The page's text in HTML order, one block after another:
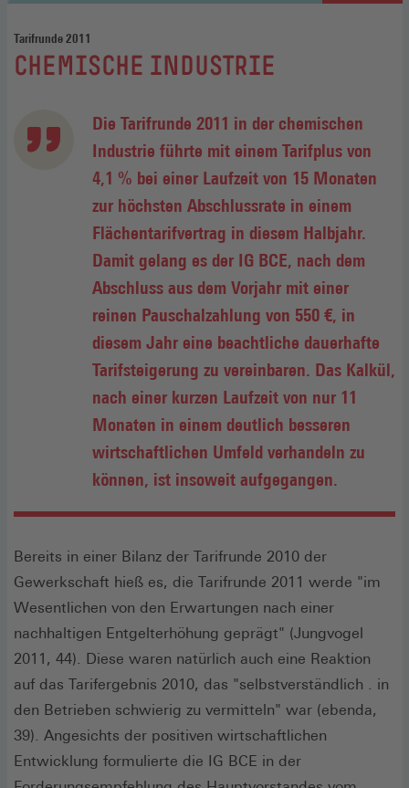
Tarifrunde 2011
:
CHEMISCHE INDUSTRIE
Die Tarifrunde 2011 in der chemischen
Industrie führte mit einem Tarifplus von
4,1 % bei einer Laufzeit von 15 Monaten
zur höchsten Abschlussrate in einem
Flächentarifvertrag in diesem Halbjahr.
Damit gelang es der IG BCE, nach dem
Abschluss aus dem Vorjahr mit einer
reinen Pauschalzahlung von 550 €, in
diesem Jahr eine beachtliche dauerhafte
Tarifsteigerung zu vereinbaren. Das Kalkül,
nach einer kurzen Laufzeit von nur 11
Monaten in einem deutlich besseren
wirtschaftlichen Umfeld verhandeln zu
können, ist insoweit aufgegangen.
Bereits in einer Bilanz der Tarifrunde 2010 der
Gewerkschaft hieß es, die Tarifrunde 2011 werde "im
Wesentlichen von den Erwartungen nach einer
nachhaltigen Entgelterhöhung geprägt" (Jungvogel
2011, 44). Diese waren natürlich auch eine Reaktion
auf das Tarifergebnis 2010, das "selbstverständlich . in
den Betrieben schwierig zu vermitteln" war (ebenda,
39). Angesichts der positiven wirtschaftlichen
Entwicklung formulierte die IG BCE in der